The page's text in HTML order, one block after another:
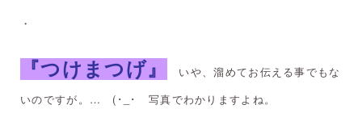
・
『つけまつげ』
いや、溜めてお伝える事でもな
いのですが。… (･_･ 写真でわかりますよね。